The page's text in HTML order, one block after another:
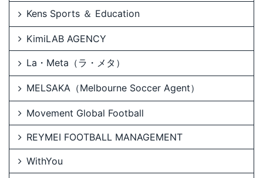
Kens Sports ＆ Education
KimiLAB AGENCY
La・Meta（ラ・メタ）
MELSAKA（Melbourne Soccer Agent）
Movement Global Football
REYMEI FOOTBALL MANAGEMENT
WithYou